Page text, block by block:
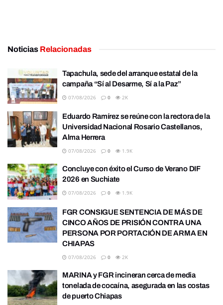
Noticias Relacionadas
Tapachula, sede del arranque estatal de la
campaña “Sí al Desarme, Sí a la Paz”
07/08/2026 0 2K
Eduardo Ramírez se reúne con la rectora de la
Universidad Nacional Rosario Castellanos,
Alma Herrera
07/08/2026 0 1.9K
Concluye con éxito el Curso de Verano DIF
2026 en Suchiate
07/08/2026 0 1.9K
FGR CONSIGUE SENTENCIA DE MÁS DE
CINCO AÑOS DE PRISIÓN CONTRA UNA
PERSONA POR PORTACIÓN DE ARMA EN
CHIAPAS
07/08/2026 0 2K
MARINA y FGR incineran cerca de media
tonelada de cocaína, asegurada en las costas
de puerto Chiapas